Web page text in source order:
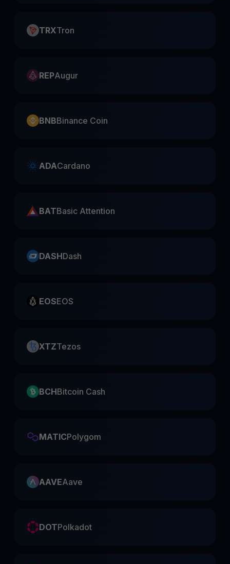
TRXTron
REPAugur
BNBBinance Coin
ADACardano
BATBasic Attention
DASHDash
EOSEOS
XTZTezos
BCHBitcoin Cash
MATICPolygom
AAVEAave
DOTPolkadot